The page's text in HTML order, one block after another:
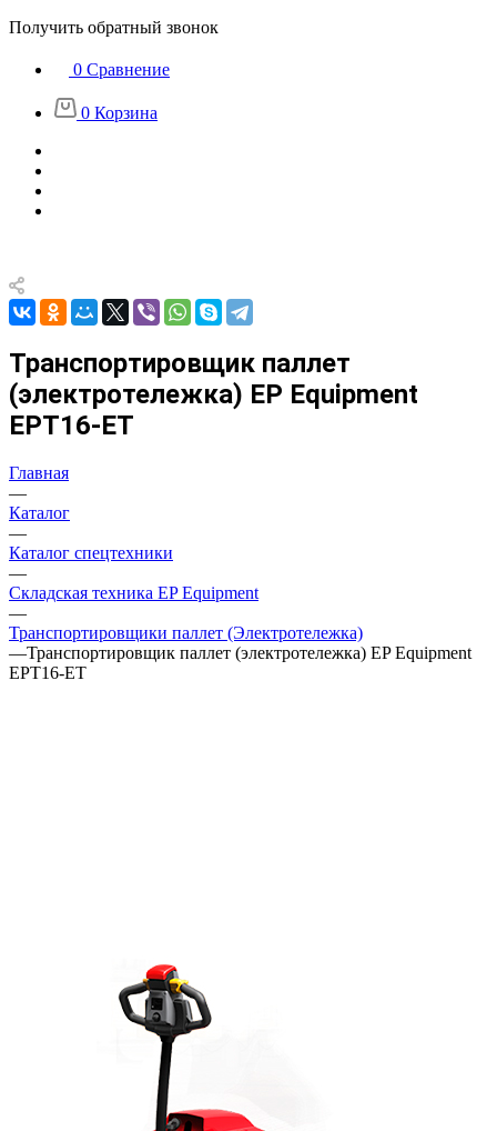
Получить обратный звонок
0 Сравнение
0 Корзина
Транспортировщик паллет
(электротележка) EP Equipment
EPT16-ET
Главная
—
Каталог
—
Каталог спецтехники
—
Складская техника EP Equipment
—
Транспортировщики паллет (Электротележка)
—Транспортировщик паллет (электротележка) EP Equipment
EPT16-ET